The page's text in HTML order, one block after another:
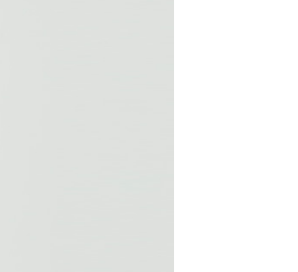
護人之同意方可使用
損失，本公司不負相關責
帳號之用戶狀況，依本公司
之情形，本公司將視審查
。若發現惡意使用之情
使用額度並採取法律行